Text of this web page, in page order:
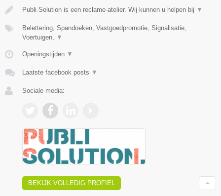
Publi-Solution is een reclame-atelier. Wij kunnen u helpen bij ▼
Belettering, Spandoeken, Vastgoedpromotie, Signalisatie,
Voertuigen, ▼
Openingstijden ▼
Laatste facebook posts ▼
Sociale media:
BEKIJK VOLLEDIG PROFIEL